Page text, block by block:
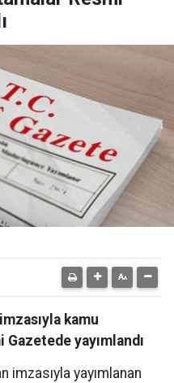
kamu
Gazetede yayımlandı
imzasıyla yayımlanan